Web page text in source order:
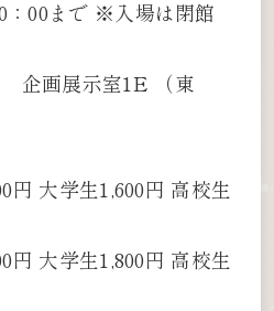
：00まで ※入場は閉館
企画展示室1E （東
円 大学生1,600円 高校生
円 大学生1,800円 高校生